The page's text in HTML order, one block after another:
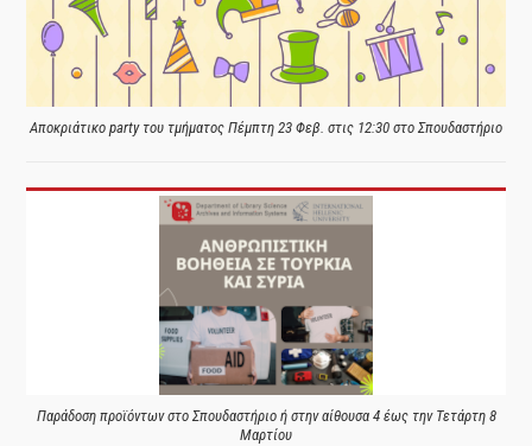
Αποκριάτικο party του τμήματος Πέμπτη 23 Φεβ. στις 12:30 στο Σπουδαστήριο
Παράδοση προϊόντων στο Σπουδαστήριο ή στην αίθουσα 4 έως την Τετάρτη 8
Μαρτίου